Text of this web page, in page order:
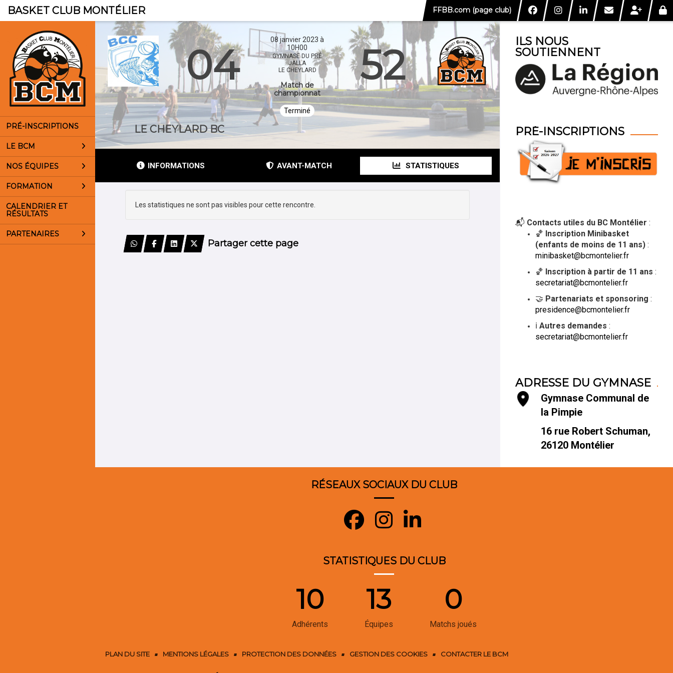
BASKET CLUB MONTÉLIER FFBB.com (page club)
PRÉ-INSCRIPTIONS
LE BCM
NOS ÉQUIPES
FORMATION
CALENDRIER ET
RÉSULTATS
PARTENAIRES
08 janvier 2023 à
10H00
GYMNASE DU PRÉ
JALLA
LE CHEYLARD
Match de
championnat
Terminé
04 52
LE CHEYLARD BC
INFORMATIONS AVANT-MATCH STATISTIQUES
Les statistiques ne sont pas visibles pour cette rencontre.
Partager cette page
ILS NOUS
SOUTIENNENT
PRÉ-INSCRIPTIONS
📬 Contacts utiles du BC Montélier :
🏀 Inscription Minibasket
(enfants de moins de 11 ans):
minibasket@bcmontelier.fr
🏀 Inscription à partir de 11 ans :
secretariat@bcmontelier.fr
🤝 Partenariats et sponsoring :
presidence@bcmontelier.fr
ℹ️ Autres demandes :
secretariat@bcmontelier.fr
ADRESSE DU GYMNASE
Gymnase Communal de
la Pimpie
16 rue Robert Schuman,
26120 Montélier
RÉSEAUX SOCIAUX DU CLUB
STATISTIQUES DU CLUB
10
Adhérents
13
Équipes
0
Matchs joués
PLAN DU SITE MENTIONS LÉGALES PROTECTION DES DONNÉES GESTION DES COOKIES CONTACTER LE BCM
Panneau de gestion des cookies